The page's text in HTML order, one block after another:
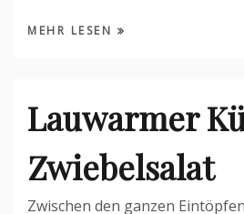
MEHR LESEN
Lauwarmer
Zwiebelsalat
Zwischen den ganzen